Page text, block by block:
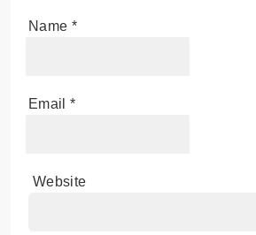
Name *
Email *
Website